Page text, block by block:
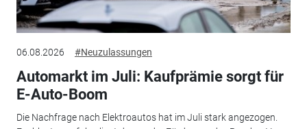
06.08.2026 #Neuzulassungen
Automarkt im Juli: Kaufprämie sorgt für
E-Auto-Boom
Die Nachfrage nach Elektroautos hat im Juli stark angezogen.